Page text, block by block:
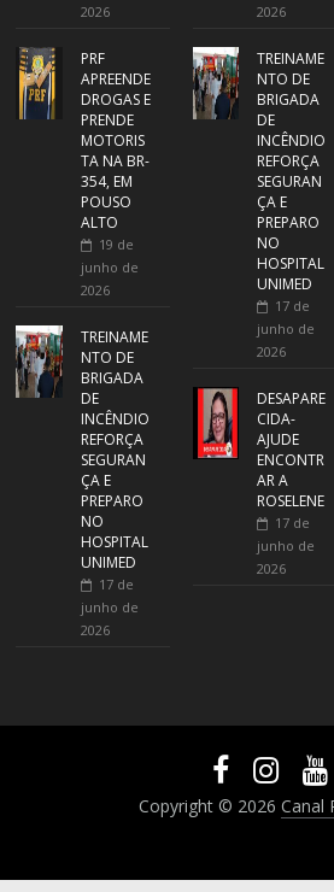
2026
PRF
APREENDE
DROGAS E
PRENDE
MOTORIS
TA NA BR-
354, EM
POUSO
ALTO
19 de
junho de
2026
TREINAME
NTO DE
BRIGADA
DE
INCÊNDIO
REFORÇA
SEGURAN
ÇA E
PREPARO
NO
HOSPITAL
UNIMED
17 de
junho de
2026
2026
TREINAME
NTO DE
BRIGADA
DE
INCÊNDIO
REFORÇA
SEGURAN
ÇA E
PREPARO
NO
HOSPITAL
UNIMED
17 de
junho de
2026
DESAPARE
CIDA-
AJUDE
ENCONTR
AR A
ROSELENE
17 de
junho de
2026
Copyright © 2026 Canal